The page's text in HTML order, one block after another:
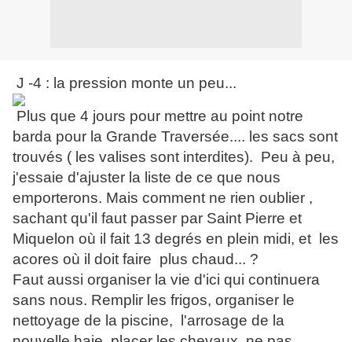
J -4 : la pression monte un peu...
Plus que 4 jours pour mettre au point notre
barda pour la Grande Traversée.... les sacs sont
trouvés ( les valises sont interdites). Peu à peu,
j'essaie d'ajuster la liste de ce que nous
emporterons. Mais comment ne rien oublier ,
sachant qu'il faut passer par Saint Pierre et
Miquelon où il fait 13 degrés en plein midi, et les
acores où il doit faire plus chaud... ?
Faut aussi organiser la vie d'ici qui continuera
sans nous. Remplir les frigos, organiser le
nettoyage de la piscine, l'arrosage de la